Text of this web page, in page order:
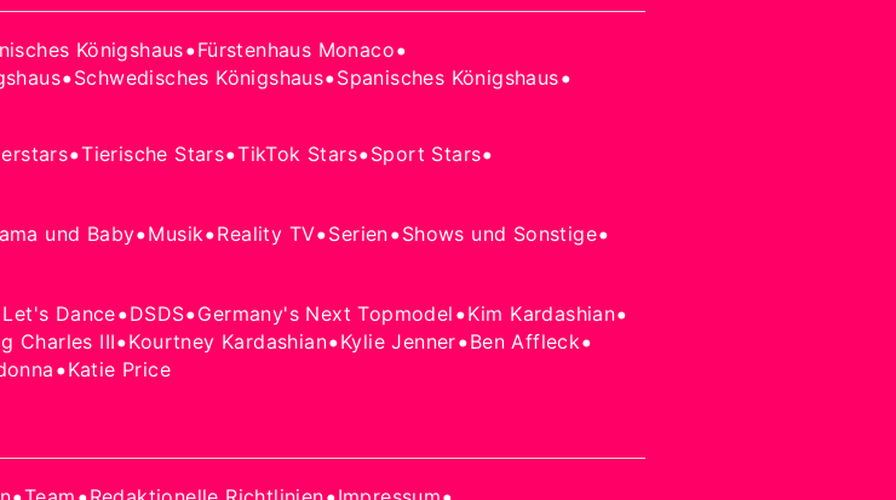
Königshaus•Fürstenhaus Monaco•
•Schwedisches Königshaus•Spanisches Königshaus•
•Tierische Stars•TikTok Stars•Sport Stars•
und Baby•Musik•Reality TV•Serien•Shows und Sonstige•
Let's Dance•DSDS•Germany's Next Topmodel •Kim Kardashian•
Charles III•Kourtney Kardashian•Kylie Jenner•Ben Affleck•
•Katie Price